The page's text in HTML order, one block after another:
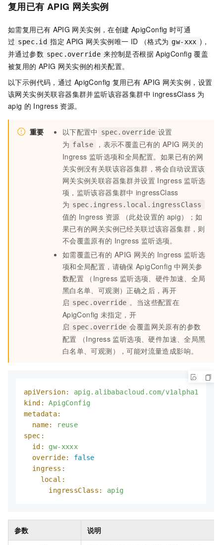
复用已有 APIG 网关实例
如需复用已有 APIG 网关实例，在创建 ApigConfig 时可通
过 spec.id 指定 APIG 网关实例唯一 ID （格式为 gw-xxx )，
并通过参数 spec.override 来控制是否根据 ApigConfig 覆盖
被复用的 APIG 网关实例的相关配置。
以下示例代码，通过 ApigConfig 复用已有 APIG 网关实例，设置
该网关实例关联容器集群并监听该容器集群中 ingressClass 为
apig 的 Ingress 资源。
重要 以下配置中 spec.override 设置
为 false ，表示不覆盖已有的 APIG 网关的
Ingress 监听选项和全局配置。如果已有的网
关实例没有关联该容器集群，将会自动设置该
网关实例关联容器集群并设置 Ingress 监听选
项，监听该容器集群中 ingressClass
为 spec.ingress.local.ingressClass
值的 Ingress 资源 （此处设置的 apig）；如
果已有的网关实例已经关联过该容器集群，则
不会覆盖原有的 Ingress 监听选项。
如需覆盖已有的 APIG 网关的 Ingress 监听选
项和全局配置，请确保 ApigConfig 中网关参
数配置 （Ingress 监听选项、硬件加速、全局
黑白名单、可观测）正确之后，再开
启 spec.override 。当这些配置在
ApigConfig 未指定，开
启 spec.override 会覆盖网关原有的参数
配置 （Ingress 监听选项、硬件加速、全局黑
白名单、可观测），可能对流量造成影响。
apiVersion:
apig.alibabacloud.com/v1alpha1
kind:
ApigConfig
metadata:
name:
reuse
spec:
id:
gw-xxxx
override:
false
ingress:
local:
ingressClass:
apig
参数 说明